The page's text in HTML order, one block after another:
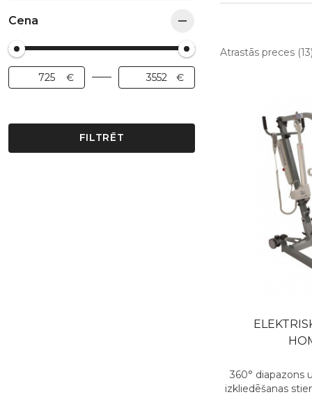
Cena
FILTRĒT
Atrastās preces
360° diapazons
izkliedēšanas